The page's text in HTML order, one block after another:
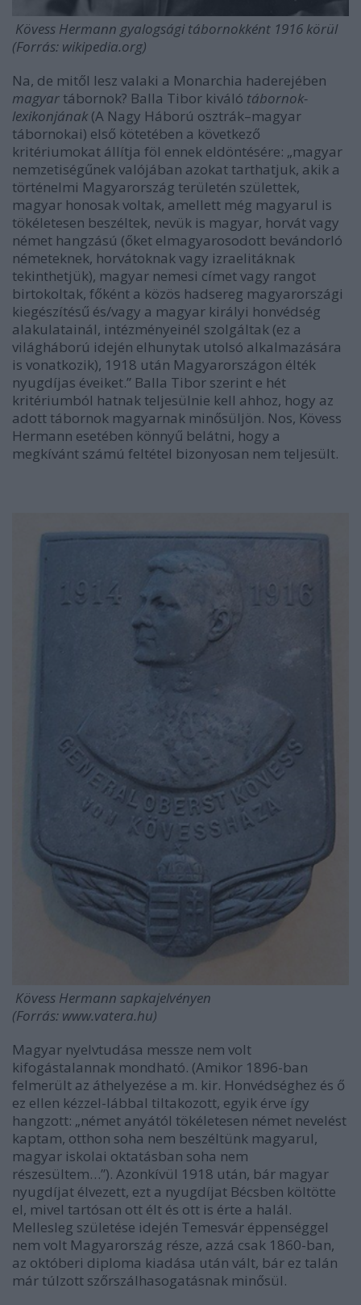
Kövess Hermann gyalogsági tábornokként 1916 körül
(Forrás: wikipedia.org)
Na, de mitől lesz valaki a Monarchia haderejében
magyar tábornok? Balla Tibor kiváló tábornok-
lexikonjának (A Nagy Háború osztrák–magyar
tábornokai) első kötetében a következő
kritériumokat állítja föl ennek eldöntésére: „magyar
nemzetiségűnek valójában azokat tarthatjuk, akik a
történelmi Magyarország területén születtek,
magyar honosak voltak, amellett még magyarul is
tökéletesen beszéltek, nevük is magyar, horvát vagy
német hangzású (őket elmagyarosodott bevándorló
németeknek, horvátoknak vagy izraelitáknak
tekinthetjük), magyar nemesi címet vagy rangot
birtokoltak, főként a közös hadsereg magyarországi
kiegészítésű és/vagy a magyar királyi honvédség
alakulatainál, intézményeinél szolgáltak (ez a
világháború idején elhunytak utolsó alkalmazására
is vonatkozik), 1918 után Magyarországon élték
nyugdíjas éveiket.” Balla Tibor szerint e hét
kritériumból hatnak teljesülnie kell ahhoz, hogy az
adott tábornok magyarnak minősüljön. Nos, Kövess
Hermann esetében könnyű belátni, hogy a
megkívánt számú feltétel bizonyosan nem teljesült.
Kövess Hermann sapkajelvényen
(Forrás: www.vatera.hu)
Magyar nyelvtudása messze nem volt
kifogástalannak mondható. (Amikor 1896-ban
felmerült az áthelyezése a m. kir. Honvédséghez és ő
ez ellen kézzel-lábbal tiltakozott, egyik érve így
hangzott: „német anyától tökéletesen német nevelést
kaptam, otthon soha nem beszéltünk magyarul,
magyar iskolai oktatásban soha nem
részesültem…”). Azonkívül 1918 után, bár magyar
nyugdíjat élvezett, ezt a nyugdíjat Bécsben költötte
el, mivel tartósan ott élt és ott is érte a halál.
Mellesleg születése idején Temesvár éppenséggel
nem volt Magyarország része, azzá csak 1860-ban,
az októberi diploma kiadása után vált, bár ez talán
már túlzott szőrszálhasogatásnak minősül.